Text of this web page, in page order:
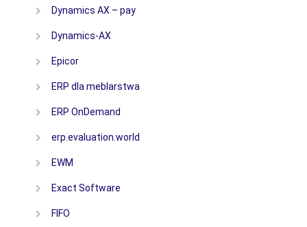
Dynamics AX – pay
Dynamics-AX
Epicor
ERP dla meblarstwa
ERP OnDemand
erp.evaluation.world
EWM
Exact Software
FIFO